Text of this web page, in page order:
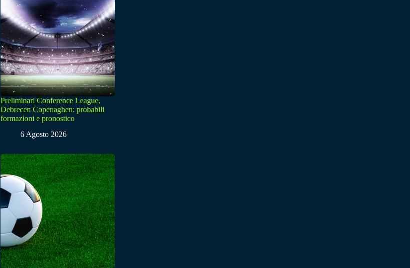
Preliminari Conference League,
Debrecen Copenaghen: probabili
formazioni e pronostico
6 Agosto 2026